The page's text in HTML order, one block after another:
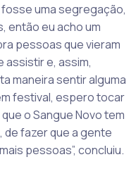
uma segregação,
então eu acho um
pessoas que vieram
assistir e, assim,
maneira sentir alguma
festival, espero tocar
o Sangue Novo tem
fazer que a gente
pessoas”, concluiu.